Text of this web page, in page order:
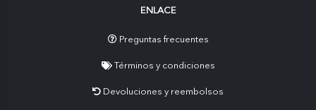
ENLACE
Preguntas frecuentes
Términos y condiciones
Devoluciones y reembolsos